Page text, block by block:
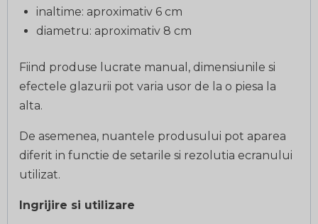
inaltime: aproximativ 6 cm
diametru: aproximativ 8 cm
Fiind produse lucrate manual, dimensiunile si
efectele glazurii pot varia usor de la o piesa la
alta.
De asemenea, nuantele produsului pot aparea
diferit in functie de setarile si rezolutia ecranului
utilizat.
Ingrijire si utilizare